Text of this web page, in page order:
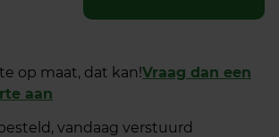
op maat, dat kan!Vraag dan een
aan
vandaag verstuurd